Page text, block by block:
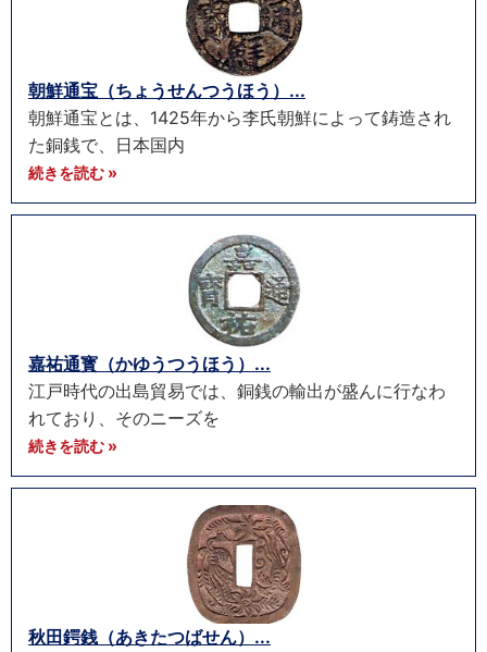
朝鮮通宝（ちょうせんつうほう）...
朝鮮通宝とは、1425年から李氏朝鮮によって鋳造され
た銅銭で、日本国内
続きを読む »
嘉祐通寳（かゆうつうほう）...
江戸時代の出島貿易では、銅銭の輸出が盛んに行なわ
れており、そのニーズを
続きを読む »
秋田鍔銭（あきたつばせん）...